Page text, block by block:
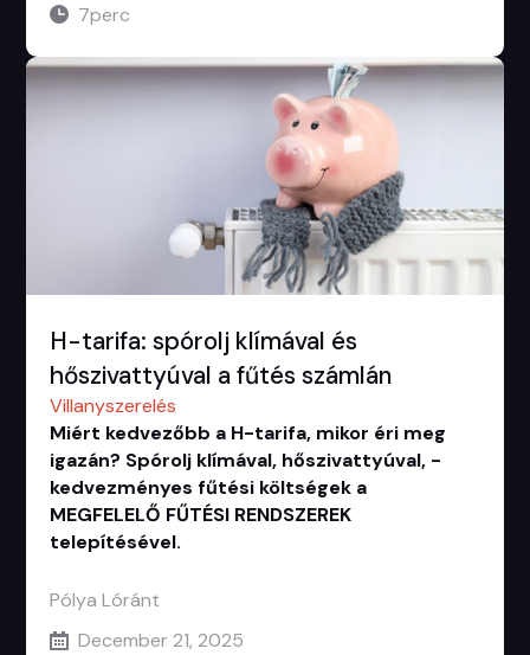
7perc
H-tarifa: spórolj klímával és
hőszivattyúval a fűtés számlán
Villanyszerelés
Miért kedvezőbb a H-tarifa, mikor éri meg
igazán? Spórolj klímával, hőszivattyúval, -
kedvezményes fűtési költségek a
MEGFELELŐ FŰTÉSI RENDSZEREK
telepítésével.
Pólya Lóránt
December 21, 2025